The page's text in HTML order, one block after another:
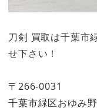
刀剣 買取は千葉市
せ下さい！
〒266-0031
千葉市緑区おゆみ